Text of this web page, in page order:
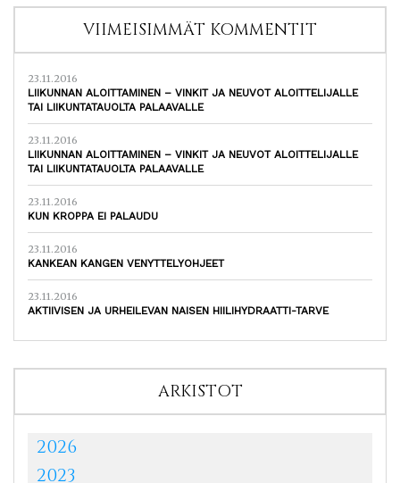
VIIMEISIMMÄT KOMMENTIT
23.11.2016
LIIKUNNAN ALOITTAMINEN – VINKIT JA NEUVOT ALOITTELIJALLE
TAI LIIKUNTATAUOLTA PALAAVALLE
23.11.2016
LIIKUNNAN ALOITTAMINEN – VINKIT JA NEUVOT ALOITTELIJALLE
TAI LIIKUNTATAUOLTA PALAAVALLE
23.11.2016
KUN KROPPA EI PALAUDU
23.11.2016
KANKEAN KANGEN VENYTTELYOHJEET
23.11.2016
AKTIIVISEN JA URHEILEVAN NAISEN HIILIHYDRAATTI-TARVE
ARKISTOT
2026
2023